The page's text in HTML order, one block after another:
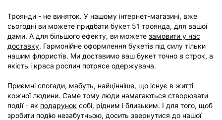
Троянди - не виняток. У нашому інтернет-магазині, вже
сьогодні ви можете придбати букет 51 троянда, для вашої
дами. А для більшого ефекту, ви можете замовити у нас
доставку. Гармонійне оформлення букетів під силу тільки
нашим флористів. Ми доставимо ваш букет точно в строк, а
якість і краса рослин потрясе одержувача.
Приємні спогади, мабуть, найцінніше, що існує в житті
кожної людини. Саме тому люди намагаються створювати
події - як подарунок собі, рідним і близьким. І для того, щоб
зробити подію незабутньою, досить звернутися до нашої